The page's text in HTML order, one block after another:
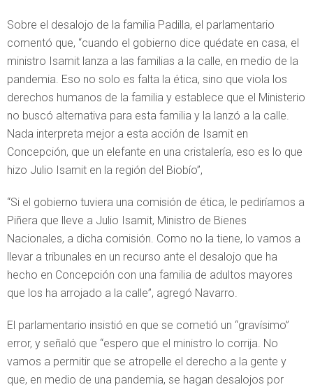
Sobre el desalojo de la familia Padilla, el parlamentario
comentó que, “cuando el gobierno dice quédate en casa, el
ministro Isamit lanza a las familias a la calle, en medio de la
pandemia. Eso no solo es falta la ética, sino que viola los
derechos humanos de la familia y establece que el Ministerio
no buscó alternativa para esta familia y la lanzó a la calle.
Nada interpreta mejor a esta acción de Isamit en
Concepción, que un elefante en una cristalería, eso es lo que
hizo Julio Isamit en la región del Biobío”,
“Si el gobierno tuviera una comisión de ética, le pediríamos a
Piñera que lleve a Julio Isamit, Ministro de Bienes
Nacionales, a dicha comisión. Como no la tiene, lo vamos a
llevar a tribunales en un recurso ante el desalojo que ha
hecho en Concepción con una familia de adultos mayores
que los ha arrojado a la calle”, agregó Navarro.
El parlamentario insistió en que se cometió un “gravísimo”
error, y señaló que “espero que el ministro lo corrija. No
vamos a permitir que se atropelle el derecho a la gente y
que, en medio de una pandemia, se hagan desalojos por